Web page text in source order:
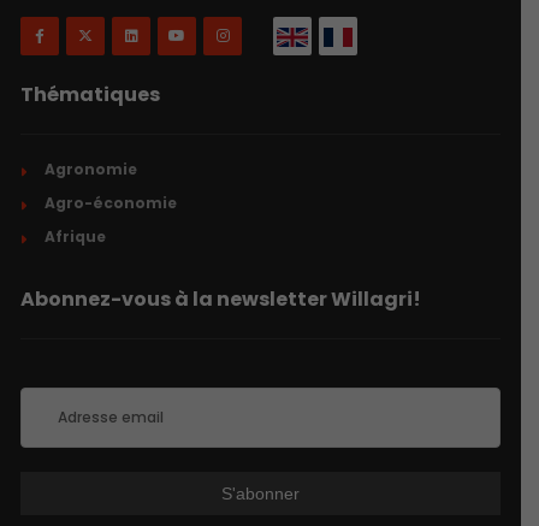
Thématiques
Agronomie
Agro-économie
Afrique
Abonnez-vous à la newsletter Willagri!